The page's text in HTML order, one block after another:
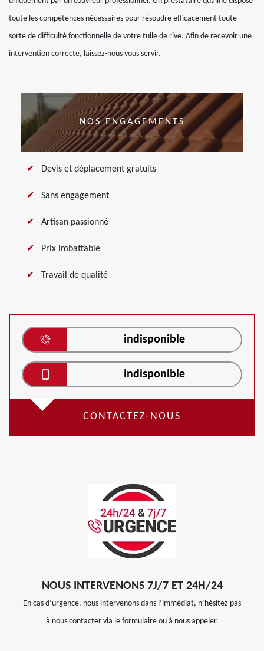
toute les compétences nécessaires pour résoudre efficacement toute
sorte de difficulté fonctionnelle de votre tuile de rive. Afin de recevoir une
intervention correcte, laissez-nous vous servir.
NOS ENGAGEMENTS
Devis et déplacement gratuits
Sans engagement
Artisan passionné
Prix imbattable
Travail de qualité
indisponible
indisponible
CONTACTEZ-NOUS
NOUS INTERVENONS 7J/7 ET 24H/24
En cas d’urgence, nous intervenons dans l’immédiat, n’hésitez pas
à nous contacter via le formulaire ou à nous appeler.